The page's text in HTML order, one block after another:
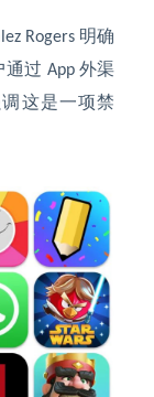
Rogers 明确
通过 App 外渠
这是一项禁